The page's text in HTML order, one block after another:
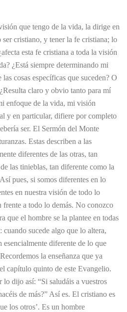
que tengo de la vida, la dirige en
ser cristiano, y tener la fe cristiana; lo
esta fe cristiana a toda la visión
¿Está siempre determinando mi
cosas específicas que suceden? O
claro y obvio tanto para mí
enfoque de la vida, mi visión
y en particular, difiere por completo
ser. El Sermón del Monte
Estas describen a las
diferentes de las otras, tan
las tinieblas, tan diferente como la
pues, si somos diferentes en lo
en nuestra visión de todo lo
frente a todo lo demás. No conozco
que el hombre se la plantee en todas
cuando sucede algo que lo altera,
esencialmente diferente de lo que
la enseñanza que ya
capítulo quinto de este Evangelio.
lo dijo así: “Si saludáis a vuestros
de más?” Así es. El cristiano es
los otros’. Es un hombre